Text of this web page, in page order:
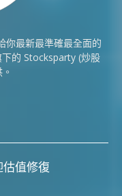
你最新最準確最全面的
的 Stocksparty (炒股
估值修復